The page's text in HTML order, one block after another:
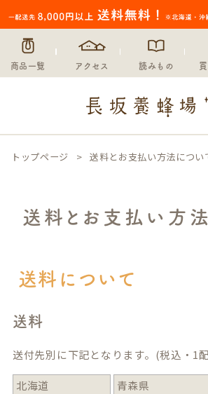
商品一覧 アクセス 読みもの
トップページ 送料とお支払い方法につい
送料とお支払い方
送料について
送料
送付先別に下記となります。(税込・1
北海道
青森県